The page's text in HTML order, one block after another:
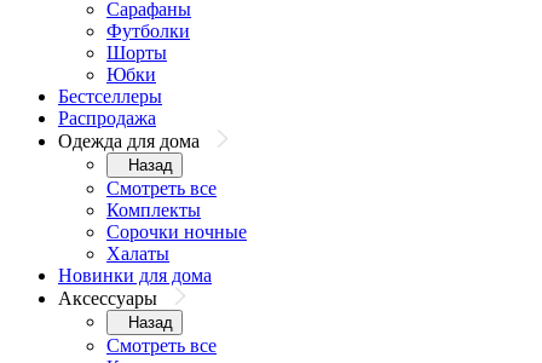
Сарафаны
Футболки
Шорты
Юбки
Бестселлеры
Распродажа
Одежда для дома
Назад
Смотреть все
Комплекты
Сорочки ночные
Халаты
Новинки для дома
Аксессуары
Назад
Смотреть все